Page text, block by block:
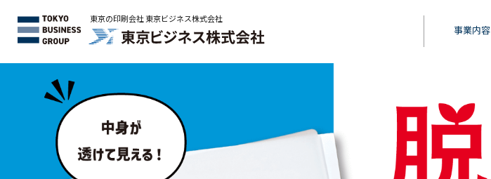
東京の印刷会社 東京ビジネス株式会社
事業内容